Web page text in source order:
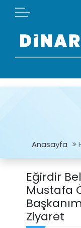
Anasayfa
Eğirdir
Mustafa
Ziyaret